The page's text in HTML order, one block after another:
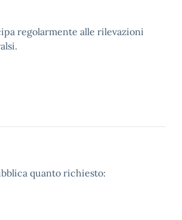
regolarmente alle rilevazioni
quanto richiesto: